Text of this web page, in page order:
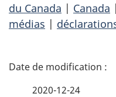
du Canada | Canada |
médias |
D
2020-12-24